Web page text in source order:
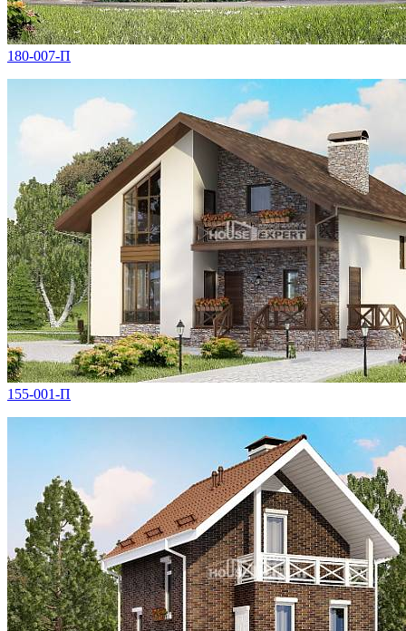
180-007-П
155-001-П